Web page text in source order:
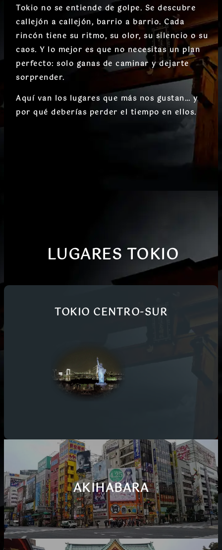
Tokio no se entiende de golpe. Se descubre
callejón a callejón, barrio a barrio. Cada
rincón tiene su ritmo, su olor, su silencio o su
caos. Y lo mejor es que no necesitas un plan
perfecto: solo ganas de caminar y dejarte
sorprender.
Aquí van los lugares que más nos gustan… y
por qué deberías perder el tiempo en ellos.
LUGARES TOKIO
TOKIO CENTRO-SUR
AKIHABARA